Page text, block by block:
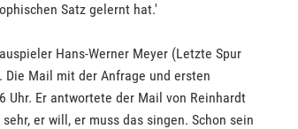
Satz gelernt hat.'
Hans-Werner Meyer (Letzte Spur
Die Mail mit der Anfrage und ersten
Uhr. Er antwortete der Mail von Reinhardt
er will, er muss das singen. Schon sein